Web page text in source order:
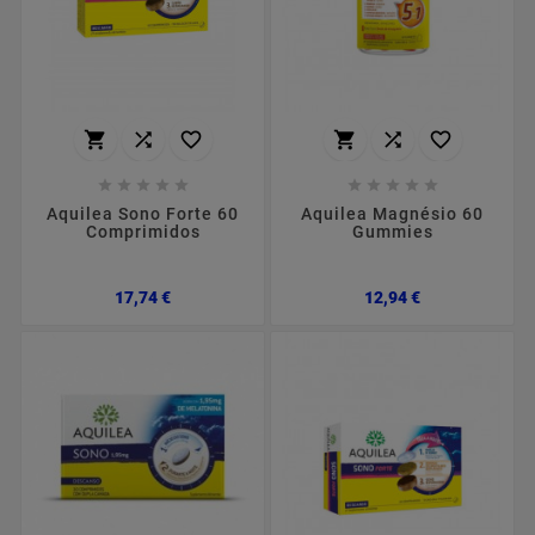
  
    
Aquilea Sono Forte 60
Comprimidos
17,74 €Preço
  
    
Aquilea Magnésio 60
Gummies
12,94 €Preço